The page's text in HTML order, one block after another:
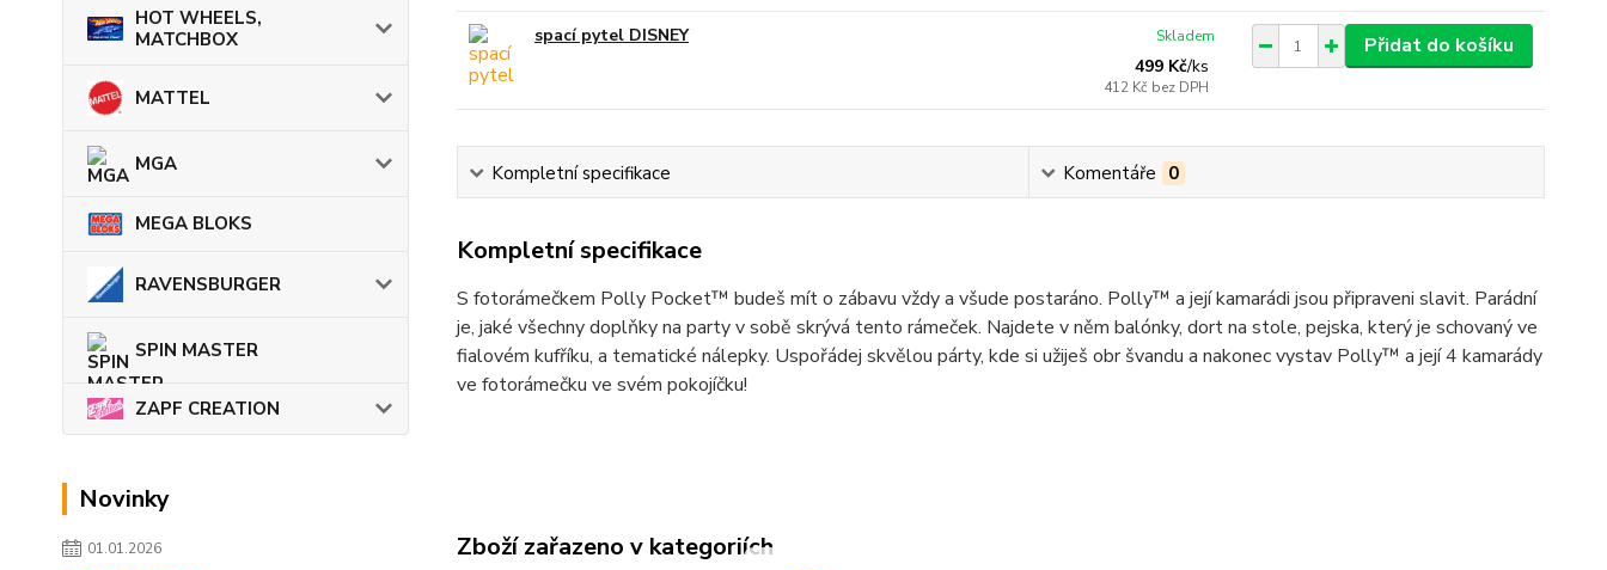
HOT WHEELS,
MATCHBOX
MATTEL
MGA
MEGA BLOKS
RAVENSBURGER
SPIN MASTER
ZAPF CREATION
Novinky
01.01.2026
spací pytel DISNEY
499 Kč/ks
412 Kč bez DPH
Skladem Přidat do košíku
Kompletní specifikace Komentáře 0
Kompletní specifikace
S fotorámečkem Polly Pocket™ budeš mít o zábavu vždy a všude postaráno. Polly™ a její kamarádi jsou připraveni slavit. Parádní
je, jaké všechny doplňky na party v sobě skrývá tento rámeček. Najdete v něm balónky, dort na stole, pejska, který je schovaný ve
fialovém kufříku, a tematické nálepky. Uspořádej skvělou párty, kde si užiješ obr švandu a nakonec vystav Polly™ a její 4 kamarády
ve fotorámečku ve svém pokojíčku!
Zboží zařazeno v kategoriích